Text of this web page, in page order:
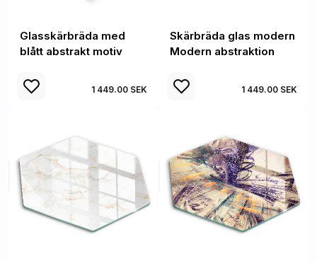
Glasskärbräda med
blått abstrakt motiv
1 449.00 SEK
Skärbräda glas modern
Modern abstraktion
1 449.00 SEK